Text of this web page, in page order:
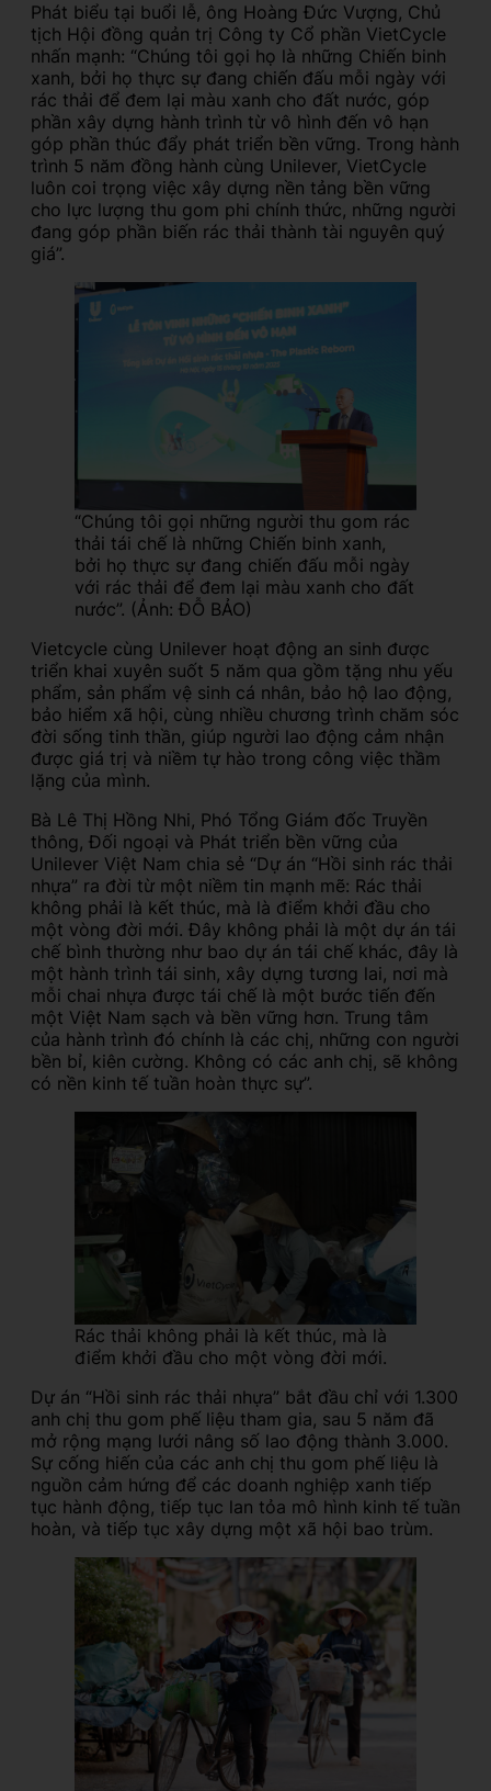
Phát biểu tại buổi lễ, ông Hoàng Đức Vượng, Chủ
tịch Hội đồng quản trị Công ty Cổ phần VietCycle
nhấn mạnh: “Chúng tôi gọi họ là những Chiến binh
xanh, bởi họ thực sự đang chiến đấu mỗi ngày với
rác thải để đem lại màu xanh cho đất nước, góp
phần xây dựng hành trình từ vô hình đến vô hạn
góp phần thúc đẩy phát triển bền vững. Trong hành
trình 5 năm đồng hành cùng Unilever, VietCycle
luôn coi trọng việc xây dựng nền tảng bền vững
cho lực lượng thu gom phi chính thức, những người
đang góp phần biến rác thải thành tài nguyên quý
giá”.
“Chúng tôi gọi những người thu gom rác
thải tái chế là những Chiến binh xanh,
bởi họ thực sự đang chiến đấu mỗi ngày
với rác thải để đem lại màu xanh cho đất
nước”. (Ảnh: ĐỖ BẢO)
Vietcycle cùng Unilever hoạt động an sinh được
triển khai xuyên suốt 5 năm qua gồm tặng nhu yếu
phẩm, sản phẩm vệ sinh cá nhân, bảo hộ lao động,
bảo hiểm xã hội, cùng nhiều chương trình chăm sóc
đời sống tinh thần, giúp người lao động cảm nhận
được giá trị và niềm tự hào trong công việc thầm
lặng của mình.
Bà Lê Thị Hồng Nhi, Phó Tổng Giám đốc Truyền
thông, Đối ngoại và Phát triển bền vững của
Unilever Việt Nam chia sẻ “Dự án “Hồi sinh rác thải
nhựa” ra đời từ một niềm tin mạnh mẽ: Rác thải
không phải là kết thúc, mà là điểm khởi đầu cho
một vòng đời mới. Đây không phải là một dự án tái
chế bình thường như bao dự án tái chế khác, đây là
một hành trình tái sinh, xây dựng tương lai, nơi mà
mỗi chai nhựa được tái chế là một bước tiến đến
một Việt Nam sạch và bền vững hơn. Trung tâm
của hành trình đó chính là các chị, những con người
bền bỉ, kiên cường. Không có các anh chị, sẽ không
có nền kinh tế tuần hoàn thực sự”.
Rác thải không phải là kết thúc, mà là
điểm khởi đầu cho một vòng đời mới.
Dự án “Hồi sinh rác thải nhựa” bắt đầu chỉ với 1.300
anh chị thu gom phế liệu tham gia, sau 5 năm đã
mở rộng mạng lưới nâng số lao động thành 3.000.
Sự cống hiến của các anh chị thu gom phế liệu là
nguồn cảm hứng để các doanh nghiệp xanh tiếp
tục hành động, tiếp tục lan tỏa mô hình kinh tế tuần
hoàn, và tiếp tục xây dựng một xã hội bao trùm.